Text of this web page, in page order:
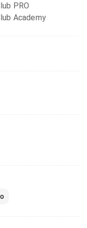
PRO
Academy